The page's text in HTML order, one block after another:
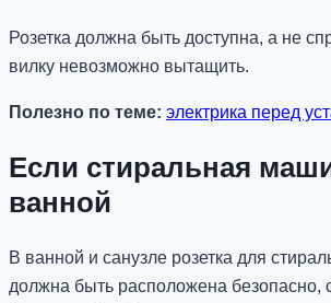
Розетка должна быть доступна, а не
вилку невозможно вытащить.
Полезно по теме: электрика перед
Если стиральная
ванной
В ванной и санузле розетка для
должна быть расположена безопасно,